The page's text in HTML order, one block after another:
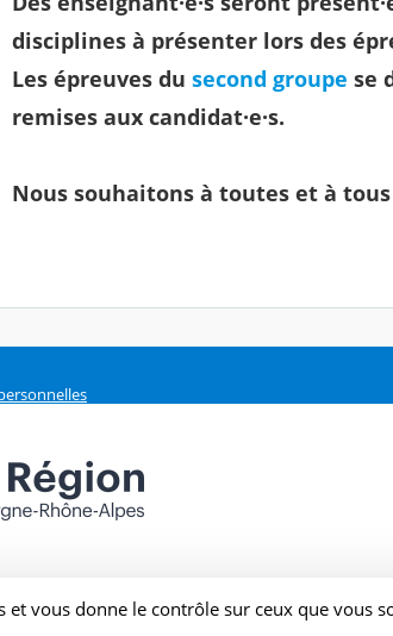
disciplines à présenter lors des
Les épreuves du second groupe se
remises aux candidat·e·s.
Nous souhaitons à toutes et à
et vous donne le contrôle sur ceux que vous